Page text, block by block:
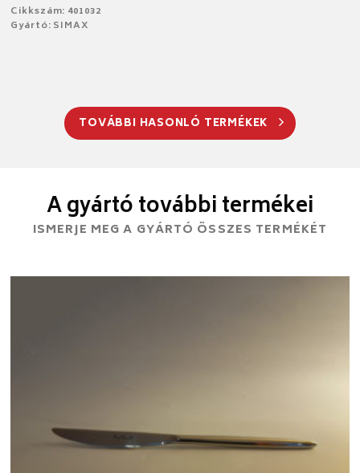
Cikkszám: 401032
Gyártó: SIMAX
TOVÁBBI HASONLÓ TERMÉKEK
A gyártó további termékei
ISMERJE MEG A GYÁRTÓ ÖSSZES TERMÉKÉT